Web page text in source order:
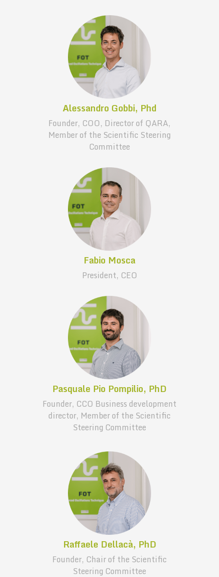
Alessandro Gobbi, Phd
Founder, COO, Director of QARA,
Member of the Scientific Steering
Committee
Fabio Mosca
President, CEO
Pasquale Pio Pompilio, PhD
Founder, CCO Business development
director, Member of the Scientific
Steering Committee
Raffaele Dellacà, PhD
Founder, Chair of the Scientific
Steering Committee